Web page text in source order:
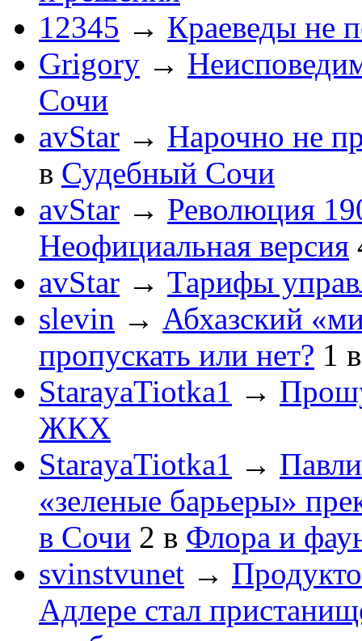
12345 → Краеведы не
Grigory →
Сочи
avStar → Нарочно не
в Судебный Сочи
avStar → Революция
Неофициальная версия
avStar → Тарифы
slevin → Абхазский
пропускать или нет? 1
StarayaTiotka1 →
ЖКХ
StarayaTiotka1 →
«зеленые барьеры»
в Сочи 2 в Флора и
svinstvunet →
Адлере стал